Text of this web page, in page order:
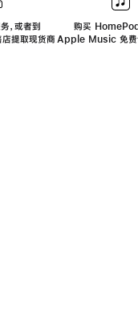
，或者到
提取现货商
购买
Apple Music 免费